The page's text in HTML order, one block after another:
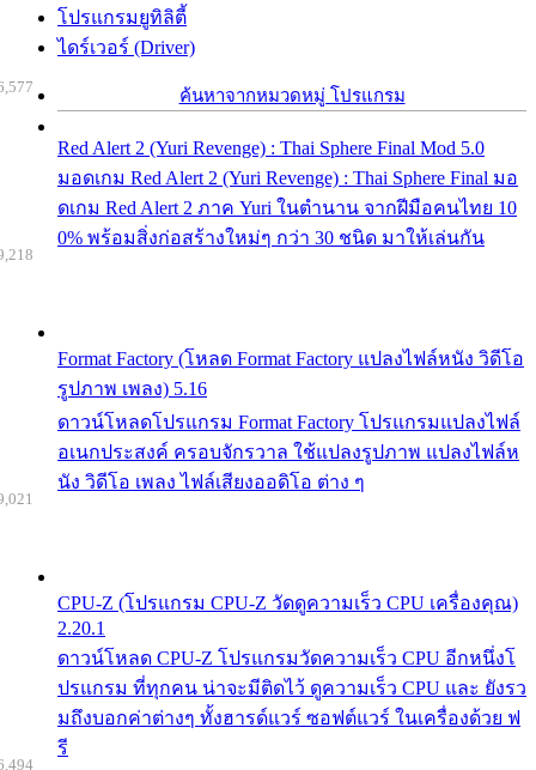
โปรแกรมยูทิลิตี้
ไดร์เวอร์ (Driver)
ค้นหาจากหมวดหมู่ โปรแกรม
Red Alert 2 (Yuri Revenge) : Thai Sphere Final Mod 5.0
มอดเกม Red Alert 2 (Yuri Revenge) : Thai Sphere Final มอ
ดเกม Red Alert 2 ภาค Yuri ในตำนาน จากฝีมือคนไทย 10
0% พร้อมสิ่งก่อสร้างใหม่ๆ กว่า 30 ชนิด มาให้เล่นกัน
Format Factory (โหลด Format Factory แปลงไฟล์หนัง วิดีโอ
รูปภาพ เพลง) 5.16
ดาวน์โหลดโปรแกรม Format Factory โปรแกรมแปลงไฟล์
อเนกประสงค์ ครอบจักรวาล ใช้แปลงรูปภาพ แปลงไฟล์ห
นัง วิดีโอ เพลง ไฟล์เสียงออดิโอ ต่าง ๆ
CPU-Z (โปรแกรม CPU-Z วัดดูความเร็ว CPU เครื่องคุณ)
2.20.1
ดาวน์โหลด CPU-Z โปรแกรมวัดความเร็ว CPU อีกหนึ่งโ
ปรแกรม ที่ทุกคน น่าจะมีติดไว้ ดูความเร็ว CPU และ ยังรว
มถึงบอกค่าต่างๆ ทั้งฮารด์แวร์ ซอฟต์แวร์ ในเครื่องด้วย ฟ
รี